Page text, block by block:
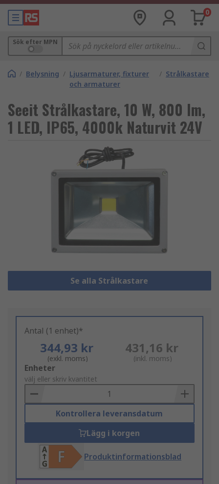
0
Sök efter MPN
/ Belysning / Ljusarmaturer, fixturer
och armaturer
/ Strålkastare
Seeit Strålkastare, 10 W, 800 lm,
1 LED, IP65, 4000k Naturvit 24V
Se alla Strålkastare
Antal (1 enhet)*
344,93 kr
(exkl. moms)
431,16 kr
(inkl. moms)
Add
to
Basket
Enheter
välj eller skriv kvantitet
Kontrollera leveransdatum
Lägg i korgen
Produktinformationsblad